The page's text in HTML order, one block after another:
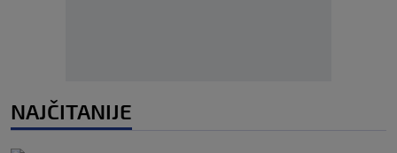
NAJČITANIJE